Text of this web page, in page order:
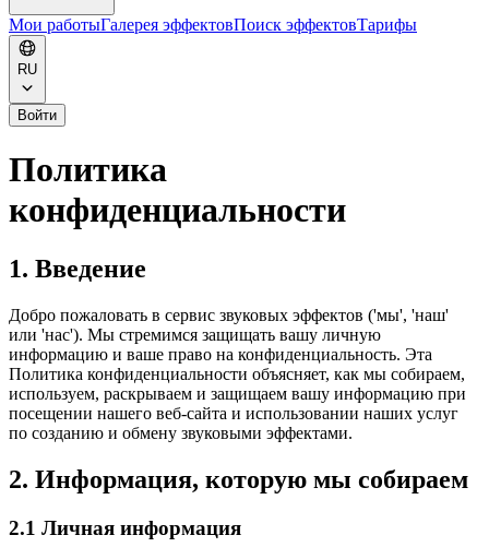
Мои работыГалерея эффектовПоиск эффектовТарифы
RU
Войти
Политика
конфиденциальности
1. Введение
Добро пожаловать в сервис звуковых эффектов ('мы', 'наш'
или 'нас'). Мы стремимся защищать вашу личную
информацию и ваше право на конфиденциальность. Эта
Политика конфиденциальности объясняет, как мы собираем,
используем, раскрываем и защищаем вашу информацию при
посещении нашего веб-сайта и использовании наших услуг
по созданию и обмену звуковыми эффектами.
2. Информация, которую мы собираем
2.1 Личная информация